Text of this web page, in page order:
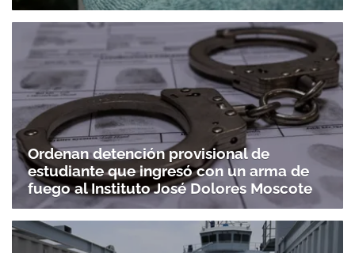
Ordenan detención provisional de
estudiante que ingresó con un arma de
fuego al Instituto José Dolores Moscote